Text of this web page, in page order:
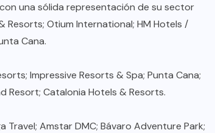
una sólida representación de su sector
Otium International; HM Hotels /
Cana.
Impressive Resorts & Spa; Punta Cana;
Resort; Catalonia Hotels & Resorts.
Travel; Amstar DMC; Bávaro Adventure Park;